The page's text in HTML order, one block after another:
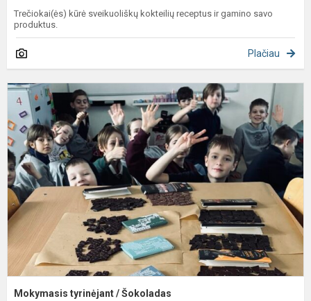
Trečiokai(ės) kūrė sveikuoliškų kokteilių receptus ir gamino savo
produktus.
Plačiau
Mokymasis tyrinėjant / Šokoladas